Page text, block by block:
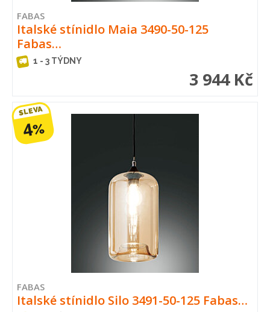
FABAS
Italské stínidlo Maia 3490-50-125
Fabas…
1 - 3 TÝDNY
3 944 Kč
SLEVA
4%
FABAS
Italské stínidlo Silo 3491-50-125 Fabas…